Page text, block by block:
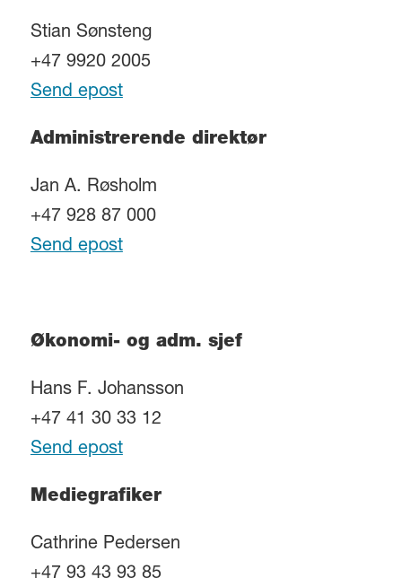
Stian Sønsteng
+47 9920 2005
Send epost
Administrerende direktør
Jan A. Røsholm
+47 928 87 000
Send epost
Økonomi- og adm. sjef
Hans F. Johansson
+47 41 30 33 12
Send epost
Mediegrafiker
Cathrine Pedersen
+47 93 43 93 85